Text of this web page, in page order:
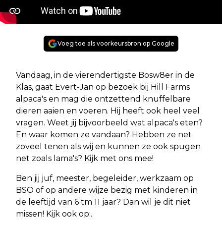
Voeg toe als voorkeursbron op Google
Vandaag, in de vierendertigste Bosw8er in de
Klas, gaat Evert-Jan op bezoek bij Hill Farms
alpaca's en mag die ontzettend knuffelbare
dieren aaien en voeren. Hij heeft ook heel veel
vragen. Weet jij bijvoorbeeld wat alpaca's eten?
En waar komen ze vandaan? Hebben ze net
zoveel tenen als wij en kunnen ze ook spugen
net zoals lama's? Kijk met ons mee!
Ben jij juf, meester, begeleider, werkzaam op
BSO of op andere wijze bezig met kinderen in
de leeftijd van 6 tm 11 jaar? Dan wil je dit niet
missen! Kijk ook op:.